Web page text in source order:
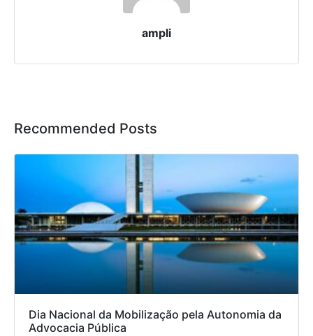
ampli
Recommended Posts
Dia Nacional da Mobilização pela Autonomia da
Advocacia Pública